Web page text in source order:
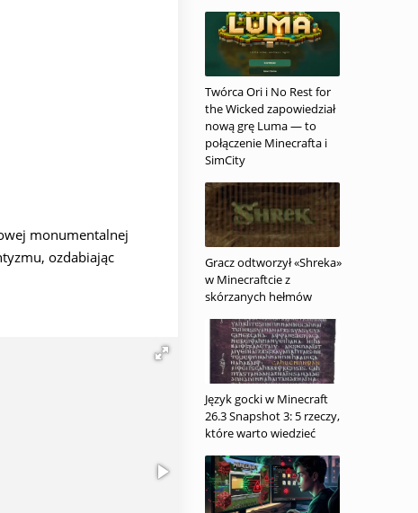
monumentalnej
ozdabiając
można zdobyć w
świata gry, dodając
unikalnych i
Twórca Ori i No Rest for
the Wicked zapowiedział
nową grę Luma — to
połączenie Minecrafta i
SimCity
Gracz odtworzył «Shreka»
w Minecraftcie z
skórzanych hełmów
Język gocki w Minecraft
26.3 Snapshot 3: 5 rzeczy,
które warto wiedzieć